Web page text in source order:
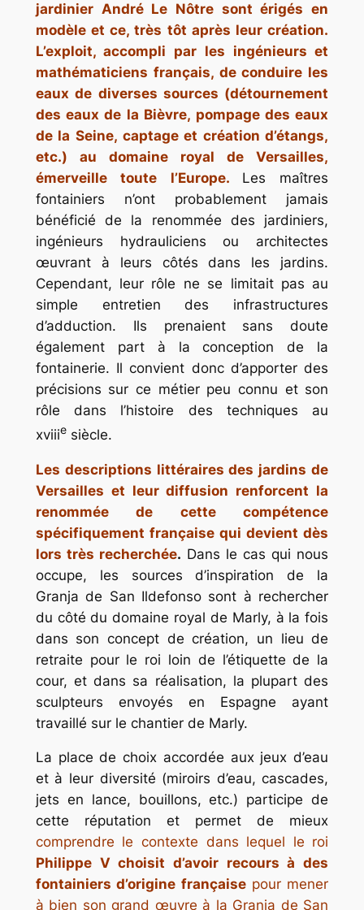
jardinier André Le Nôtre sont érigés en
modèle et ce, très tôt après leur création.
L’exploit, accompli par les ingénieurs et
mathématiciens français, de conduire les
eaux de diverses sources (détournement
des eaux de la Bièvre, pompage des eaux
de la Seine, captage et création d’étangs,
etc.) au domaine royal de Versailles,
émerveille toute l’Europe.
Les maîtres
fontainiers n’ont probablement jamais
bénéficié de la renommée des jardiniers,
ingénieurs hydrauliciens ou architectes
œuvrant à leurs côtés dans les jardins.
Cependant, leur rôle ne se limitait pas au
simple entretien des infrastructures
d’adduction. Ils prenaient sans doute
également part à la conception de la
fontainerie. Il convient donc d’apporter des
précisions sur ce métier peu connu et son
rôle dans l’histoire des techniques au
xviiiesiècle.
Les descriptions littéraires des jardins de
Versailles et leur diffusion renforcent la
renommée de cette compétence
spécifiquement française qui devient dès
lors très recherchée. Dans le cas qui nous
occupe, les sources d’inspiration de la
Granja de San Ildefonso sont à rechercher
du côté du domaine royal de Marly, à la fois
dans son concept de création, un lieu de
retraite pour le roi loin de l’étiquette de la
cour, et dans sa réalisation, la plupart des
sculpteurs envoyés en Espagne ayant
travaillé sur le chantier de Marly.
La place de choix accordée aux jeux d’eau
et à leur diversité (miroirs d’eau, cascades,
jets en lance, bouillons, etc.) participe de
cette réputation et permet de mieux
comprendre le contexte dans lequel le roi
Philippe V choisit d’avoir recours à des
fontainiers d’origine françaisepour mener
à bien son grand œuvre à la Granja de San